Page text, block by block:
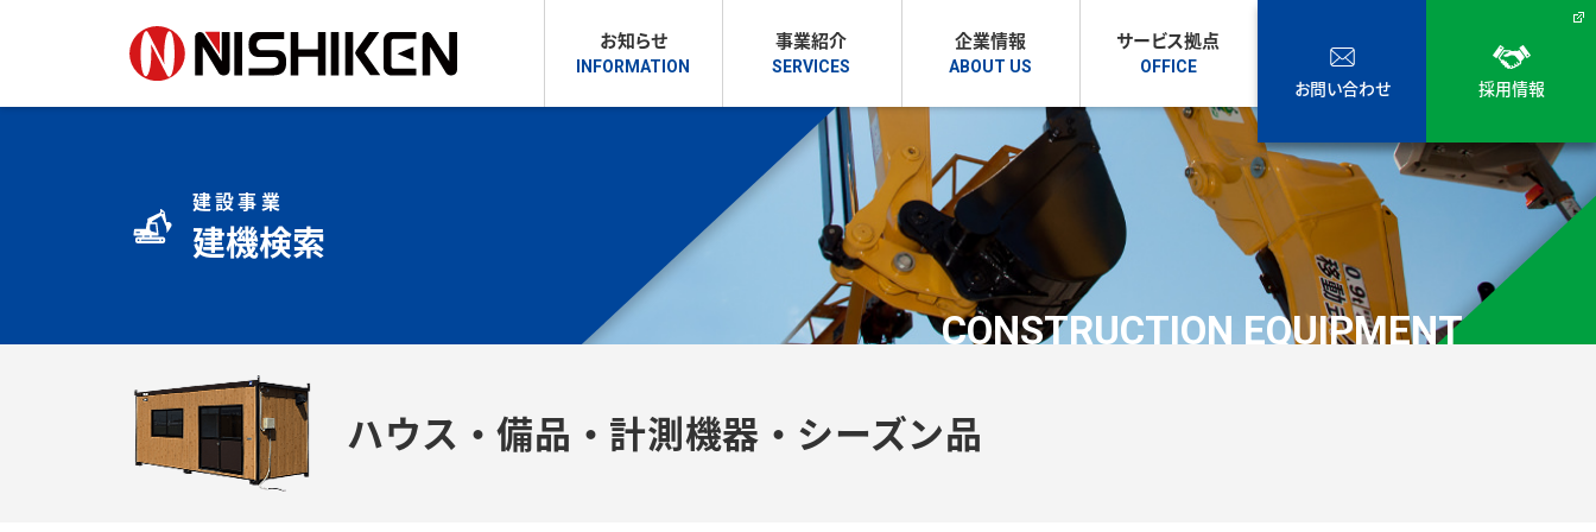
お知らせ 事業紹介 企業情報 サービス拠点
お問い合わせ 採用情報
建設事業
建機検索
CONSTRUCTION EQUIPMENT
ハウス・備品・計測機器・シーズン品